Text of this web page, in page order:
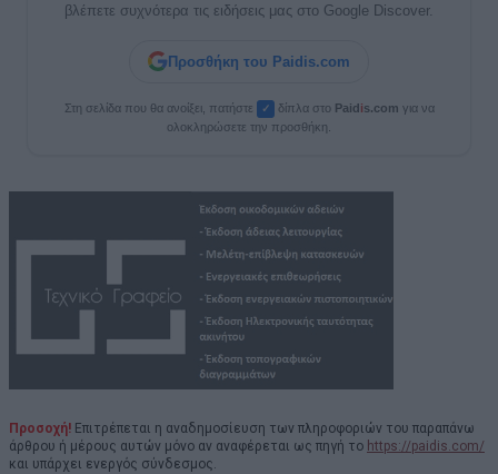
βλέπετε συχνότερα τις ειδήσεις μας στο Google Discover.
Προσθήκη του Paidis.com
Στη σελίδα που θα ανοίξει, πατήστε ✓ δίπλα στο Paidis.com για να
ολοκληρώσετε την προσθήκη.
Προσοχή! Επιτρέπεται η αναδημοσίευση των πληροφοριών του παραπάνω
άρθρου ή μέρους αυτών μόνο αν αναφέρεται ως πηγή το https://paidis.com/
και υπάρχει ενεργός σύνδεσμος.